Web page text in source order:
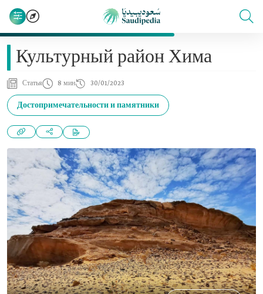
Культурный район Хима
Статья 8 мин 30/01/2023
Достопримечательности и памятники